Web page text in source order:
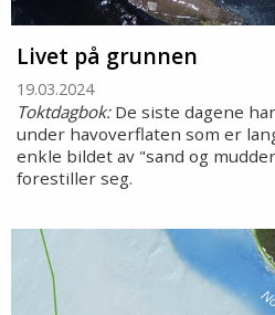
Livet på grunnen
19.03.2024
Toktdagbok:De siste dagene
under havoverflaten som er
enkle bildet av "sand og
forestiller seg.